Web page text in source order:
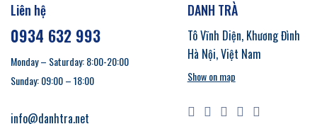
Liên hệ
0934 632 993
Monday – Saturday: 8:00-20:00
Sunday: 09:00 – 18:00
info@danhtra.net
DANH TRÀ
Tô Vĩnh Diện, Khương Đình
Hà Nội, Việt Nam
Show on map